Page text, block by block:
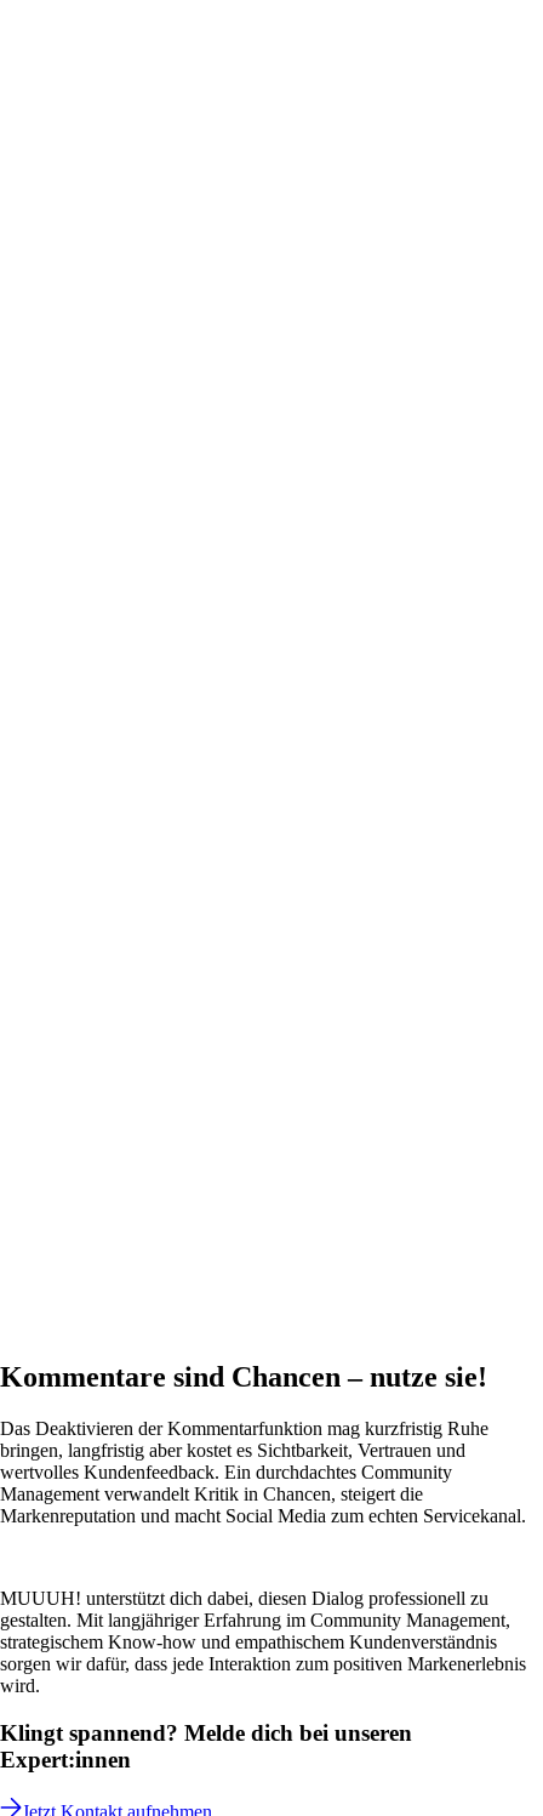
Kommentare sind Chancen – nutze sie!
Das Deaktivieren der Kommentarfunktion mag kurzfristig Ruhe
bringen, langfristig aber kostet es Sichtbarkeit, Vertrauen und
wertvolles Kundenfeedback. Ein durchdachtes Community
Management verwandelt Kritik in Chancen, steigert die
Markenreputation und macht Social Media zum echten Servicekanal.
MUUUH! unterstützt dich dabei, diesen Dialog professionell zu
gestalten. Mit langjähriger Erfahrung im Community Management,
strategischem Know-how und empathischem Kundenverständnis
sorgen wir dafür, dass jede Interaktion zum positiven Markenerlebnis
wird.
Klingt spannend? Melde dich bei unseren
Expert:innen
Jetzt Kontakt aufnehmen